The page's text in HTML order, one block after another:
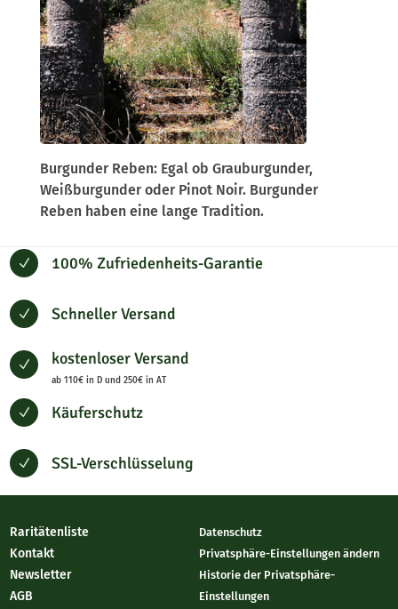
Burgunder Reben: Egal ob Grauburgunder,
Weißburgunder oder Pinot Noir. Burgunder
Reben haben eine lange Tradition.
N 100% Zufriedenheits-Garantie
N Schneller Versand
N kostenloser Versand
ab 110€ in D und 250€ in AT
N Käuferschutz
N SSL-Verschlüsselung
Raritätenliste
Kontakt
Newsletter
AGB
Datenschutz
Privatsphäre-Einstellungen ändern
Historie der Privatsphäre-
Einstellungen